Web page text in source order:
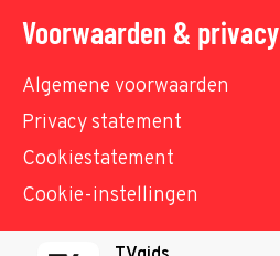
Voorwaarden & privacy
Algemene voorwaarden
Privacy statement
Cookiestatement
Cookie-instellingen